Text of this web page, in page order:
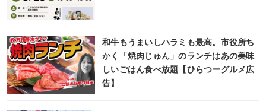
和牛もうまいしハラミも最高。市役所ち
かく「焼肉じゅん」のランチはあの美味
しいごはん食べ放題【ひらつーグルメ広
告】